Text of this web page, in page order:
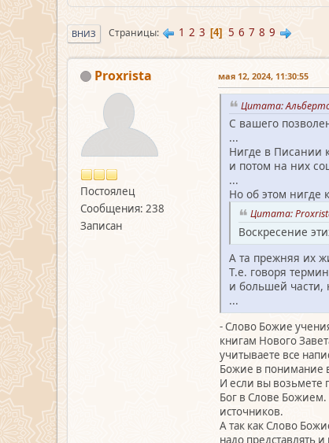
ВНИЗ Страницы 1 2 3 4 5 6 7 8 9
Proxrista
Постоялец
Сообщения: 238
Записан
мая 12, 2024, 11:30:55
Цитата:
С вашего
...
Нигде в Писании
и потом на них
...
Но об этом нигде
Цитата:
Воскресение
А та прежняя их
Т.е. говоря
и большей части,
...
- Слово Божие
книгам Нового
учитываете все
Божие в понимание
И если вы возьмете
Бог в Слове Божием.
источников.
А так как Слово
надо представлять